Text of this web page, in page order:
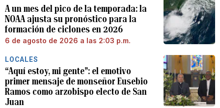
A un mes del pico de la temporada: la
NOAA ajusta su pronóstico para la
formación de ciclones en 2026
6 de agosto de 2026 a las 2:03 p.m.
LOCALES
“Aquí estoy, mi gente”: el emotivo
primer mensaje de monseñor Eusebio
Ramos como arzobispo electo de San
Juan